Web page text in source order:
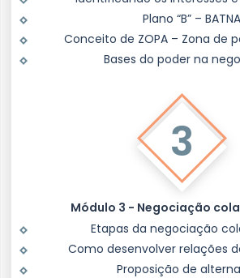
Plano “B” – BATNA
Conceito de ZOPA – Zona de
Bases do poder na
3
Módulo 3 - Negociação
Etapas da negociação
Como desenvolver relações
Proposição de